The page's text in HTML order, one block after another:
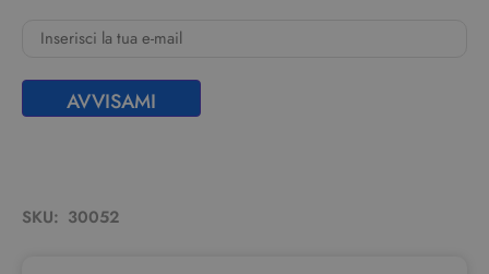
AVVISAMI
SKU: 30052